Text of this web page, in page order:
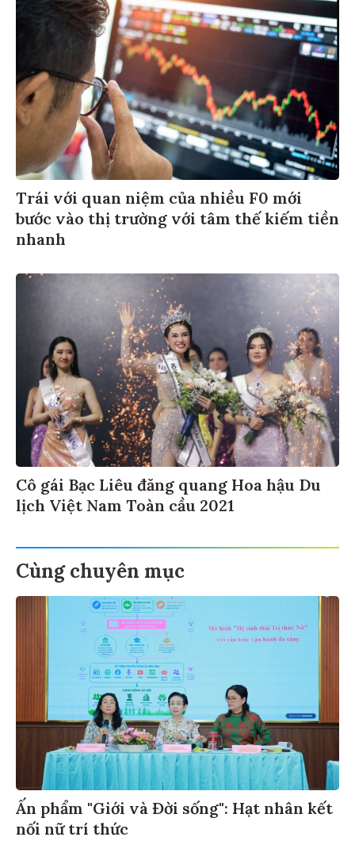
Trái với quan niệm của nhiều F0 mới
bước vào thị trường với tâm thế kiếm tiền
nhanh
Cô gái Bạc Liêu đăng quang Hoa hậu Du
lịch Việt Nam Toàn cầu 2021
Cùng chuyên mục
Ấn phẩm "Giới và Đời sống": Hạt nhân kết
nối nữ trí thức